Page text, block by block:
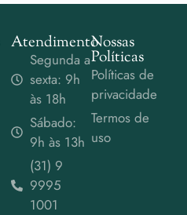
Atendimento
Segunda a
sexta: 9h
às 18h
Sábado:
9h às 13h
(31) 9
9995
1001
Nossas
Políticas
Políticas de
privacidade
Termos de
uso